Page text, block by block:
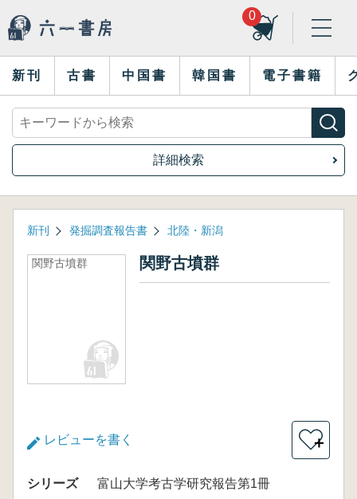
0
新刊 古書 中国書 韓国書 電子書籍
詳細検索
新刊 発掘調査報告書 北陸・新潟
関野古墳群 関野古墳群
レビューを書く ＋
シリーズ
富山大学考古学研究報告第1冊